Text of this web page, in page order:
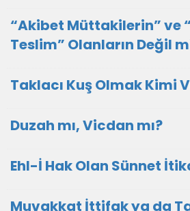
“Akibet Müttakilerin” ve
Teslim” Olanların Değil
Taklacı Kuş Olmak Kimi
Duzah mı, Vicdan mı?
Ehl-İ Hak Olan Sünnet
Muvakkat İttifak ya da